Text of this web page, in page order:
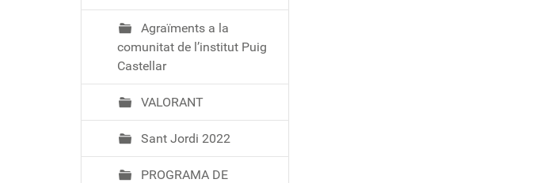
Agraïments a la
comunitat de l’institut Puig
Castellar
VALORANT
Sant Jordi 2022
PROGRAMA DE